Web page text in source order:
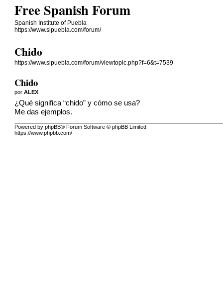
Free Spanish Forum
Spanish Institute of Puebla
https://www.sipuebla.com/forum/
Chido
https://www.sipuebla.com/forum/viewtopic.php?f=6&t=7539
Chido
porALEX
¿Qué significa “chido” y cómo se usa?
Me das ejemplos.
Powered by phpBB® Forum Software © phpBB Limited
https://www.phpbb.com/